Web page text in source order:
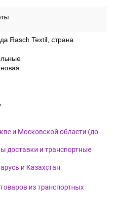
Rasch Textil, страна
и Московской области (до
доставки и транспортные
и Казахстан
из транспортных